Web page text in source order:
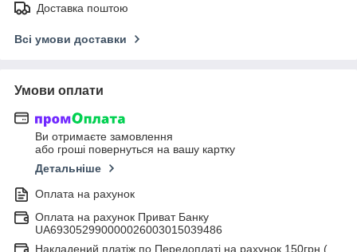
Доставка поштою
Всі умови доставки
Умови оплати
Ви отримаєте замовлення
або гроші повернуться на вашу картку
Детальніше
Оплата на рахунок
Оплата на рахунок Приват Банку
UA693052990000026003015039486
Накладений платіж по Передоплаті на рахунок 150грн (